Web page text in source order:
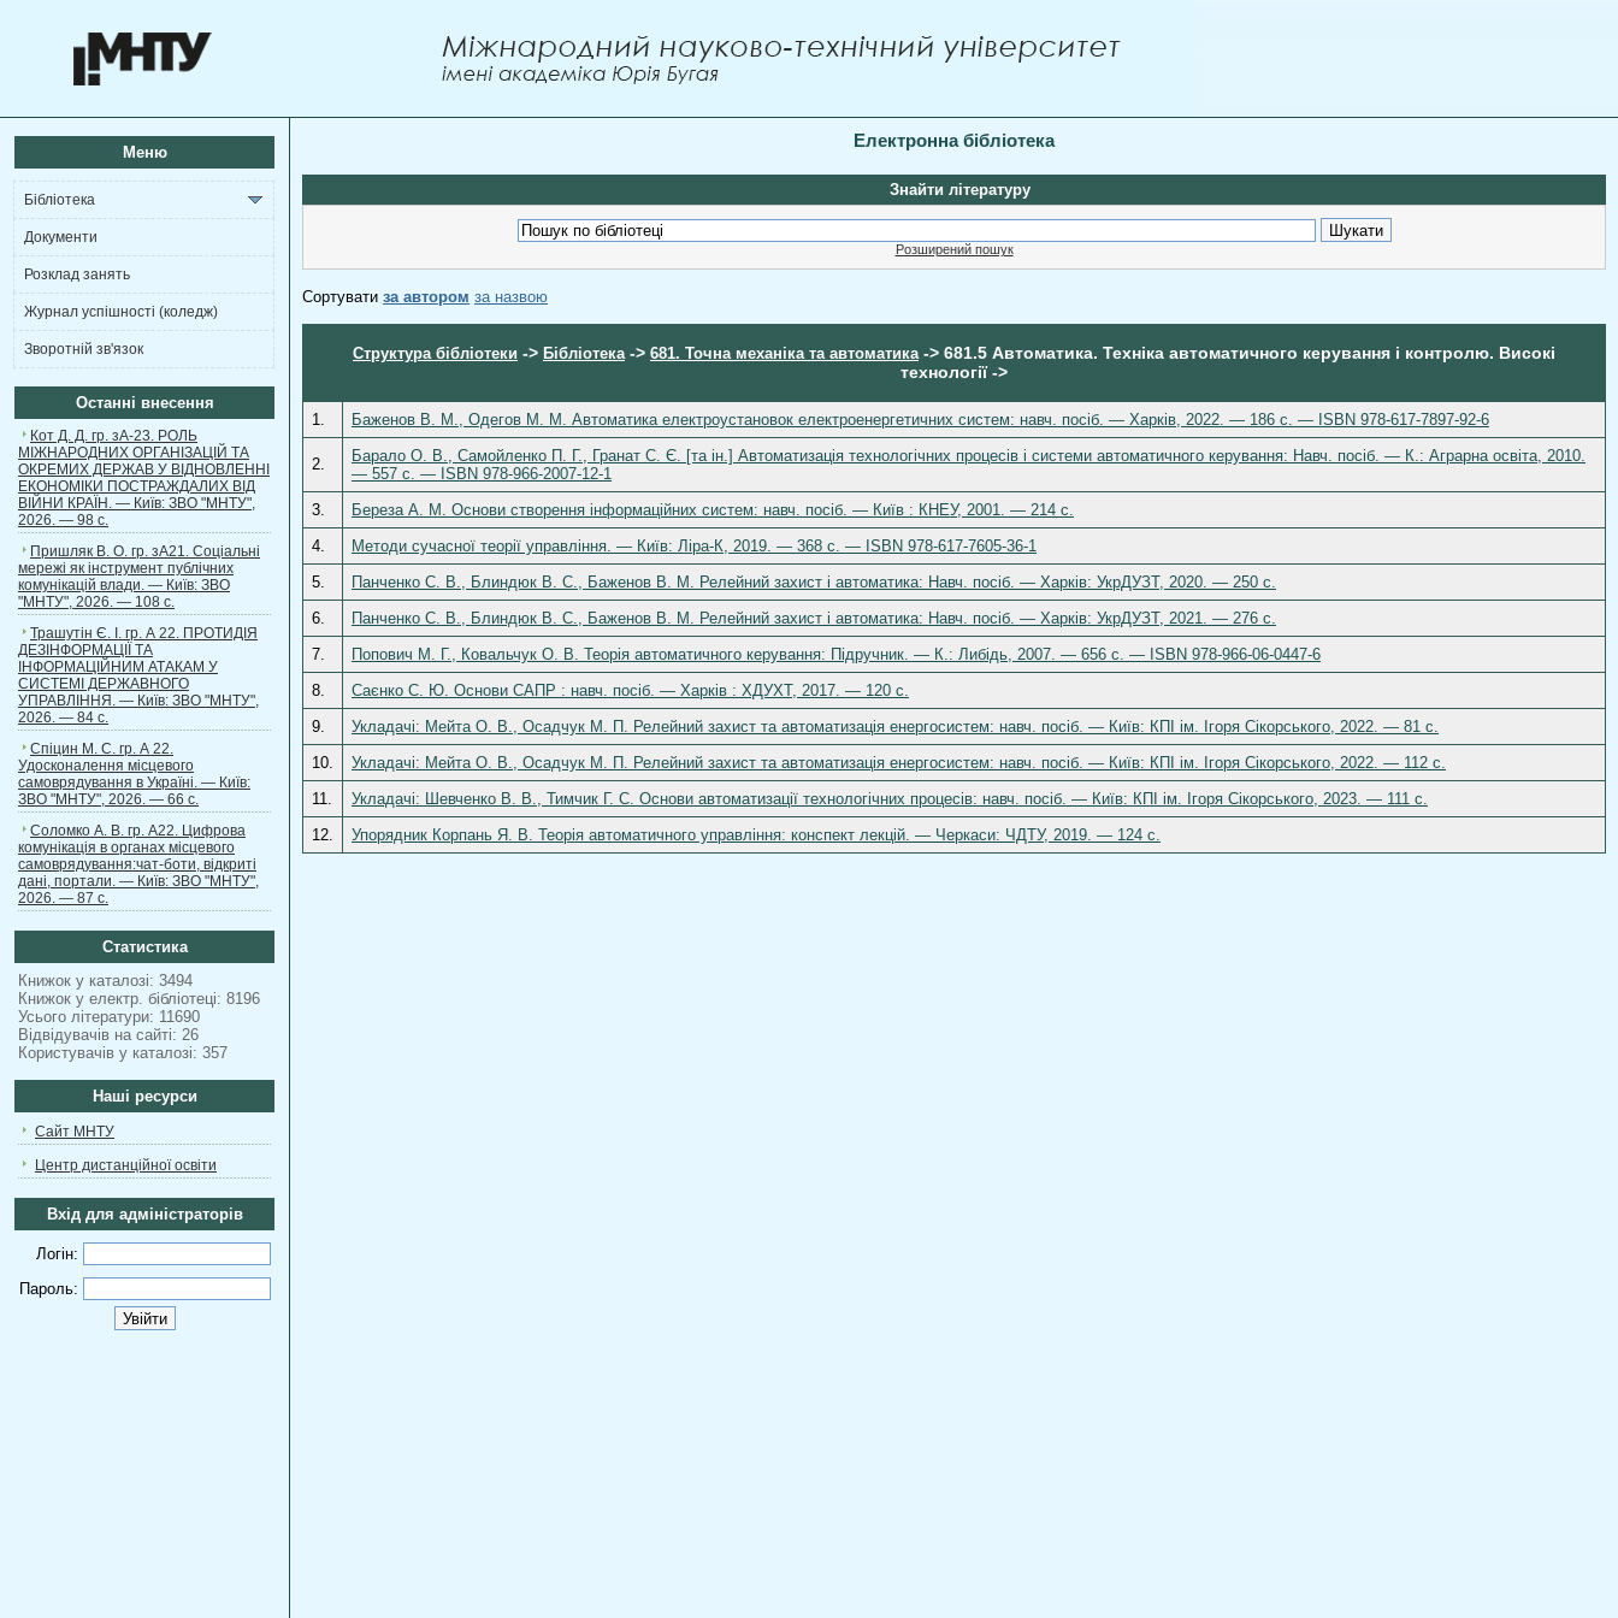
Меню
Бібліотека
Документи
Розклад занять
Журнал успішності (коледж)
Зворотній зв'язок
Останні внесення
Кот Д. Д. гр. зА-23. РОЛЬ
МІЖНАРОДНИХ ОРГАНІЗАЦІЙ ТА
ОКРЕМИХ ДЕРЖАВ У ВІДНОВЛЕННІ
ЕКОНОМІКИ ПОСТРАЖДАЛИХ ВІД
ВІЙНИ КРАЇН. — Київ: ЗВО "МНТУ",
2026. — 98 с.
Пришляк В. О. гр. зА21. Соціальні
мережі як інструмент публічних
комунікацій влади. — Київ: ЗВО
"МНТУ", 2026. — 108 с.
Трашутін Є. І. гр. А 22. ПРОТИДІЯ
ДЕЗІНФОРМАЦІЇ ТА
ІНФОРМАЦІЙНИМ АТАКАМ У
СИСТЕМІ ДЕРЖАВНОГО
УПРАВЛІННЯ. — Київ: ЗВО "МНТУ",
2026. — 84 с.
Спіцин М. С. гр. А 22.
Удосконалення місцевого
самоврядування в Україні. — Київ:
ЗВО "МНТУ", 2026. — 66 с.
Соломко А. В. гр. А22. Цифрова
комунікація в органах місцевого
самоврядування:чат-боти, відкриті
дані, портали. — Київ: ЗВО "МНТУ",
2026. — 87 с.
Статистика
Книжок у каталозі: 3494
Книжок у електр. бібліотеці: 8196
Усього літератури: 11690
Відвідувачів на сайті: 26
Користувачів у каталозі: 357
Наші ресурси
Сайт МНТУ
Центр дистанційної освіти
Вхід для адміністраторів
Логін:
Пароль:
Електронна бібліотека
Знайти літературу
Розширений пошук
Сортувати за автором за назвою
Структура бібліотеки -> Бібліотека -> 681. Точна механіка та автоматика -> 681.5 Автоматика. Техніка автоматичного керування і контролю. Високі
технології ->
1. Баженов В. М., Одегов М. М. Автоматика електроустановок електроенергетичних систем: навч. посіб. — Харків, 2022. — 186 с. — ISBN 978-617-7897-92-6
2.
Барало О. В., Самойленко П. Г., Гранат С. Є. [та ін.] Автоматизація технологічних процесів і системи автоматичного керування: Навч. посіб. — К.: Аграрна освіта, 2010.
— 557 с. — ISBN 978-966-2007-12-1
3.
Береза А. М. Основи створення інформаційних систем: навч. посіб. — Київ : КНЕУ, 2001. — 214 с.
4.
Методи сучасної теорії управління. — Київ: Ліра-К, 2019. — 368 с. — ISBN 978-617-7605-36-1
5.
Панченко С. В., Блиндюк В. С., Баженов В. М. Релейний захист і автоматика: Навч. посіб. — Харків: УкрДУЗТ, 2020. — 250 с.
6.
Панченко С. В., Блиндюк В. С., Баженов В. М. Релейний захист і автоматика: Навч. посіб. — Харків: УкрДУЗТ, 2021. — 276 с.
7.
Попович М. Г., Ковальчук О. В. Теорія автоматичного керування: Підручник. — К.: Либідь, 2007. — 656 с. — ISBN 978-966-06-0447-6
8.
Саєнко С. Ю. Основи САПР : навч. посіб. — Харків : ХДУХТ, 2017. — 120 с.
9.
Укладачі: Мейта О. В., Осадчук М. П. Релейний захист та автоматизація енергосистем: навч. посіб. — Київ: КПІ ім. Ігоря Сікорського, 2022. — 81 с.
10.
Укладачі: Мейта О. В., Осадчук М. П. Релейний захист та автоматизація енергосистем: навч. посіб. — Київ: КПІ ім. Ігоря Сікорського, 2022. — 112 с.
11.
Укладачі: Шевченко В. В., Тимчик Г. С. Основи автоматизації технологічних процесів: навч. посіб. — Київ: КПІ ім. Ігоря Сікорського, 2023. — 111 с.
12.
Упорядник Корпань Я. В. Теорія автоматичного управління: конспект лекцій. — Черкаси: ЧДТУ, 2019. — 124 с.